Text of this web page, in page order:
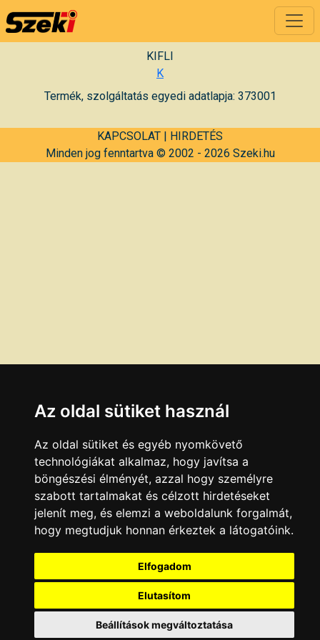
KIFLI
K
Termék, szolgáltatás egyedi adatlapja: 373001
KAPCSOLAT | HIRDETÉS
Minden jog fenntartva © 2002 - 2026 Szeki.hu
Az oldal sütiket használ
Az oldal sütiket és egyéb nyomkövető
technológiákat alkalmaz, hogy javítsa a
böngészési élményét, azzal hogy személyre
szabott tartalmakat és célzott hirdetéseket
jelenít meg, és elemzi a weboldalunk forgalmát,
hogy megtudjuk honnan érkeztek a látogatóink.
Elfogadom
Elutasítom
Beállítások megváltoztatása